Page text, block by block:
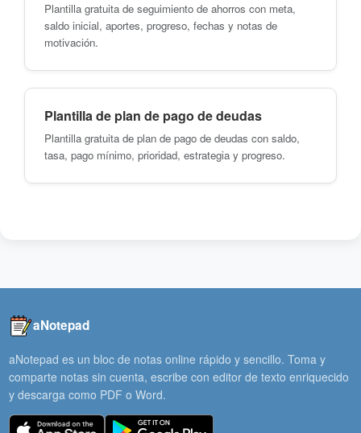
Plantilla gratuita de seguimiento de ahorros con meta,
saldo inicial, aportes, progreso, fechas y notas de
motivación.
Plantilla de plan de pago de deudas
Plantilla gratuita de plan de pago de deudas con saldo,
tasa, pago mínimo, prioridad, estrategia y progreso.
aNotepad
aNotepad es un bloc de notas online rápido y sencillo. Toma y
comparte notas sin cuenta, escribe con editor de texto enriquecido
y descarga como PDF o Word.